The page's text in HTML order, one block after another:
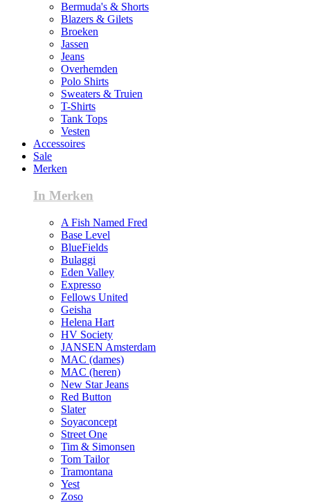
Bermuda's & Shorts
Blazers & Gilets
Broeken
Jassen
Jeans
Overhemden
Polo Shirts
Sweaters & Truien
T-Shirts
Tank Tops
Vesten
Accessoires
Sale
Merken
In Merken
A Fish Named Fred
Base Level
BlueFields
Bulaggi
Eden Valley
Expresso
Fellows United
Geisha
Helena Hart
HV Society
JANSEN Amsterdam
MAC (dames)
MAC (heren)
New Star Jeans
Red Button
Slater
Soyaconcept
Street One
Tim & Simonsen
Tom Tailor
Tramontana
Yest
Zoso